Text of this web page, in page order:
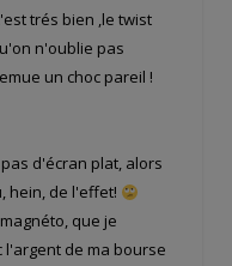
trés bien ,le twist
n'oublie pas
un choc pareil !
d'écran plat, alors
hein, de l'effet!
que je
l'argent de ma bourse